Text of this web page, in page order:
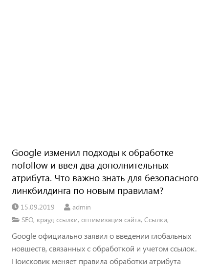
Google изменил подходы к обработке
nofollow и ввел два дополнительных
атрибута. Что важно знать для безопасного
линкбилдинга по новым правилам?
15.09.2019
admin
SEO, крауд ссылки, оптимизация сайта, Ссылки,
Google официально заявил о введении глобальных
новшеств, связанных с обработкой и учетом ссылок.
Поисковик меняет правила обработки атрибута